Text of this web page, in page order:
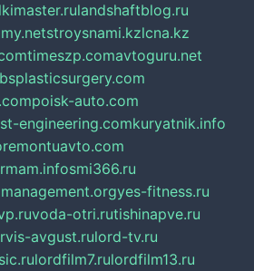
landshaftblog.ru
stroysnami.kzlcna.kz
timeszp.comavtoguru.net
poisk-auto.com
engineering.comkuryatnik.info
smi366.ru
yes-fitness.ru
voda-otri.rutishinapve.ru
avgust.rulord-tv.ru
lordfilm7.rulordfilm13.ru